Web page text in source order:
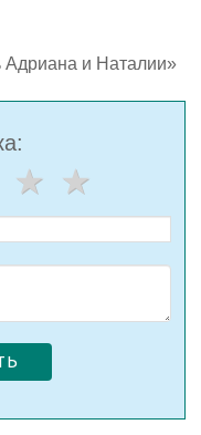
Адриана и Наталии»